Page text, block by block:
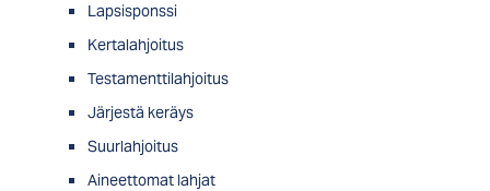
Lapsisponssi
Kertalahjoitus
Testamenttilahjoitus
Järjestä keräys
Suurlahjoitus
Aineettomat lahjat